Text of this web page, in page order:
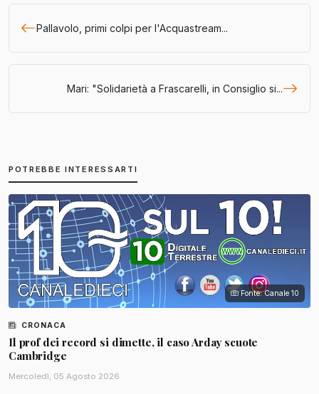
Pallavolo, primi colpi per l'Acquastream...
Mari: "Solidarietà a Frascarelli, in Consiglio si...
POTREBBE INTERESSARTI
Fonte: Canale 10
CRONACA
Il prof dei record si dimette, il caso Arday scuote
Cambridge
Mercoledì, 05 Agosto 2026